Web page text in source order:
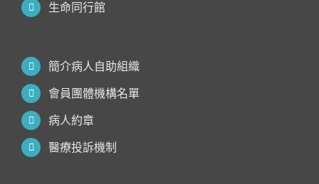
生命同行館
簡介病人自助組織
會員團體機構名單
病人約章
醫療投訴機制